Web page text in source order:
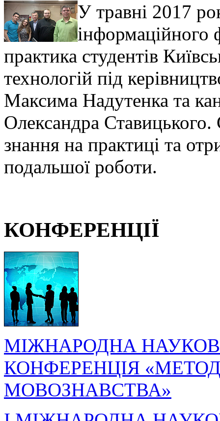
У травні 2017
практика студентів
технологій під
Максима Надутенка та
Олександра Ставицького.
знання на практиці та
подальшої роботи.
КОНФЕРЕНЦІЇ
МІЖНАРОДНА
КОНФЕРЕНЦІЯ
МОВОЗНАВСТВА»